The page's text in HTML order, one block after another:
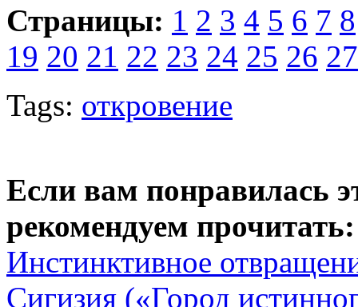
Страницы: 1 2 3 4 5 6 7 8
19 20 21 22 23 24 25 26 27
Tags: откровение
Если вам понравилась
рекомендуем прочитать:
Инстинктивное
Сигизия («Город